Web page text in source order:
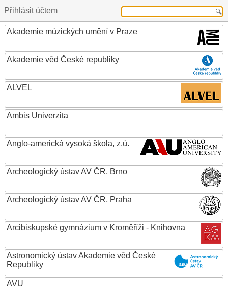
Přihlásit účtem
Akademie múzických umění v Praze
Akademie věd České republiky
ALVEL
Ambis Univerzita
Anglo-americká vysoká škola, z.ú.
Archeologický ústav AV ČR, Brno
Archeologický ústav AV ČR, Praha
Arcibiskupské gymnázium v Kroměříži - Knihovna
Astronomický ústav Akademie věd České
Republiky
AVU